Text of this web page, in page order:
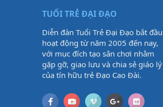
TUỔI TRẺ ĐẠI ĐẠO
Diễn đàn Tuổi Trẻ Đại Đạo bắt đầu
hoạt động từ năm 2005 đến nay,
với mục đích tạo sân chơi nhằm
gặp gỡ, giao lưu và chia sẻ giáo lý
của tín hữu trẻ Đạo Cao Đài.